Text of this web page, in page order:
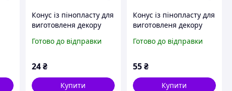
Конус із пінопласту для
виготовленя декору
Готово до відправки
24 ₴
Купити
Конус із пінопласту для
виготовленя декору
Готово до відправки
55₴
Купити